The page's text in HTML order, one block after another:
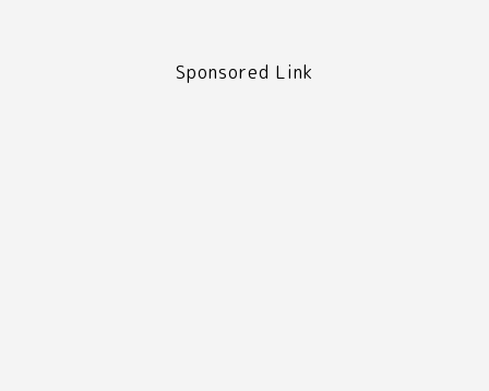
Sponsored Link